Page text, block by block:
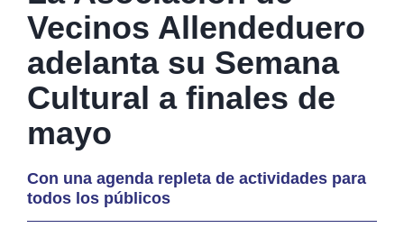
Vecinos Allendeduero
adelanta su Semana
Cultural a finales de
mayo
Con una agenda repleta de actividades para
todos los públicos